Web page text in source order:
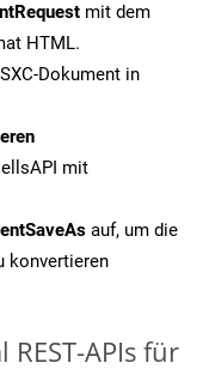
mit dem
HTML.
Dokument in
mit
auf, um die
konvertieren
APIs für